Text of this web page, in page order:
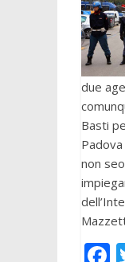
due
Basti
non